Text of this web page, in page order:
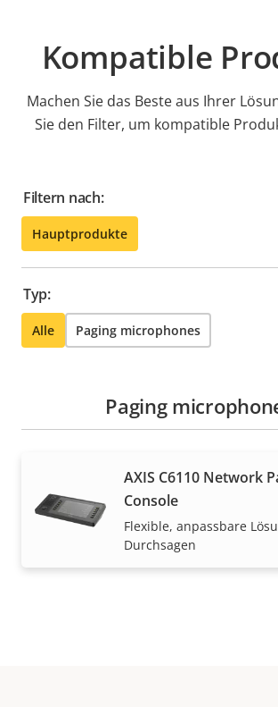
Kompatible
Machen Sie das Beste aus Ihrer
Sie den Filter, um kompatible
Filtern nach:
Hauptprodukte
Typ:
Alle Paging microphones
Paging
AXIS C6110 Network
Console
Flexible, anpassbare
Durchsagen